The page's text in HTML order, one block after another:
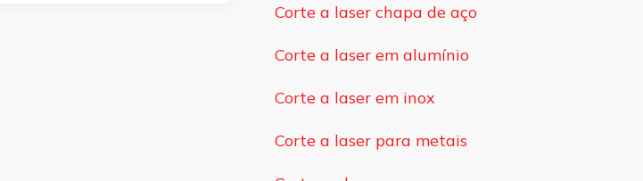
Corte a laser chapa de aço
Corte a laser em alumínio
Corte a laser em inox
Corte a laser para metais